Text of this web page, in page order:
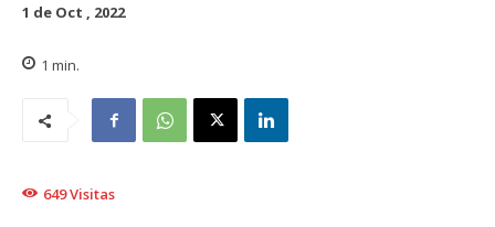
1 de Oct , 2022
1 min.
649Visitas